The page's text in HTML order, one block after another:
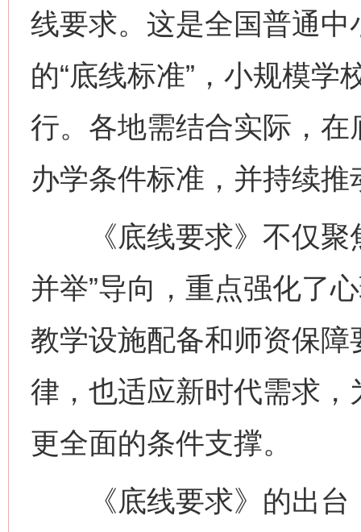
线要求。这是全国普通
的“底线标准”，小规模
行。各地需结合实际，
办学条件标准，并持续
《底线要求》不仅聚
并举”导向，重点强化了
教学设施配备和师资保
律，也适应新时代需求
更全面的条件支撑。
《底线要求》的出台